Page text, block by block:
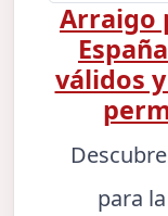
Arraigo
válidos
para